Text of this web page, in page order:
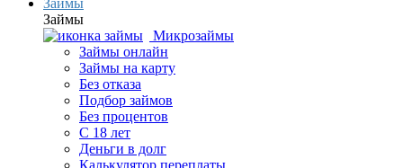
Займы
Микрозаймы
Займы онлайн
Займы на карту
Без отказа
Подбор займов
Без процентов
С 18 лет
Деньги в долг
Калькулятор переплаты